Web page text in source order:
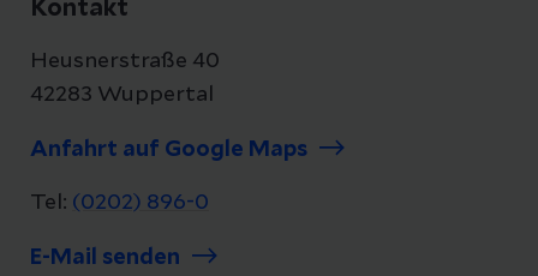
Von der
Kontakt
Heusnerstraße 40
42283 Wuppertal
Anfahrt auf Google Maps
Tel: (0202) 896-0
E-Mail senden